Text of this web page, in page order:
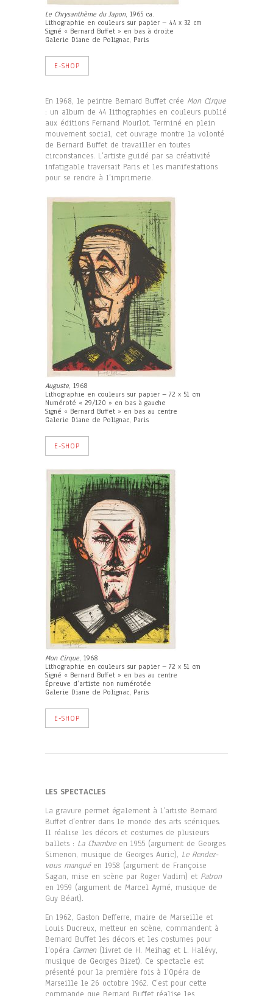
Le Chrysanthème du Japon, 1965 ca.
Lithographie en couleurs sur papier – 44 x 32 cm
Signé « Bernard Buffet » en bas à droite
Galerie Diane de Polignac, Paris
E-SHOP
En 1968, le peintre Bernard Buffet crée Mon Cirque
: un album de 44 lithographies en couleurs publié
aux éditions Fernand Mourlot. Terminé en plein
mouvement social, cet ouvrage montre la volonté
de Bernard Buffet de travailler en toutes
circonstances. L’artiste guidé par sa créativité
infatigable traversait Paris et les manifestations
pour se rendre à l’imprimerie.
Auguste, 1968
Lithographie en couleurs sur papier – 72 x 51 cm
Numéroté « 29/120 » en bas à gauche
Signé « Bernard Buffet » en bas au centre
Galerie Diane de Polignac, Paris
E-SHOP
Mon Cirque, 1968
Lithographie en couleurs sur papier – 72 x 51 cm
Signé « Bernard Buffet » en bas au centre
Épreuve d’artiste non numérotée
Galerie Diane de Polignac, Paris
E-SHOP
LES SPECTACLES
La gravure permet également à l’artiste Bernard
Buffet d’entrer dans le monde des arts scéniques.
Il réalise les décors et costumes de plusieurs
ballets : La Chambreen 1955 (argument de Georges
Simenon, musique de Georges Auric), Le Rendez-
vous manquéen 1958 (argument de Françoise
Sagan, mise en scène par Roger Vadim) et Patron
en 1959 (argument de Marcel Aymé, musique de
Guy Béart).
En 1962, Gaston Defferre, maire de Marseille et
Louis Ducreux, metteur en scène, commandent à
Bernard Buffet les décors et les costumes pour
l’opéra Carmen (livret de H. Meihag et L. Halévy,
musique de Georges Bizet). Ce spectacle est
présenté pour la première fois à l’Opéra de
Marseille le 26 octobre 1962. C’est pour cette